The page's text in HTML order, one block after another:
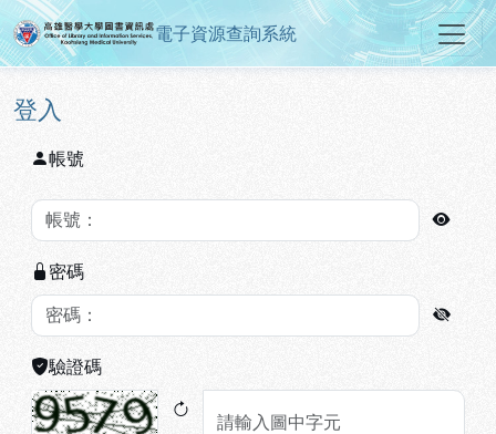
跳到主要內容
:::
高雄醫學大學圖書資訊處電子資
電子資源查詢系統
:::
登入
帳號
密碼
驗證碼